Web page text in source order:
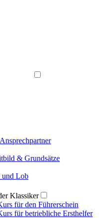
& Grundsätze
und Lob
Klassiker
für den Führerschein
für betriebliche Ersthelfer